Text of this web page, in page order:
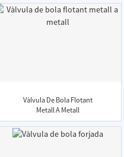
Vàlvula De Bola Flotant
Metall A Metall